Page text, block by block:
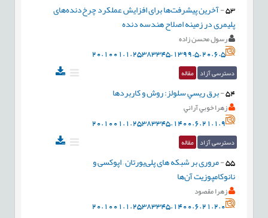
53
-آخرین پیشرفت‌ها برای افزایش عملکرد چرخ‌دنده‌های
پلیمری در زمینه اصلاح هندسه دنده
رسول محسن زاده
20.1001.1.25383345.1399.5.20.6.5
دسترسی آزاد مقاله
54
-برق ريسي سلولز: روش و کاربردها
زهرا خوبي آراني
20.1001.1.25383345.1400.6.21.1.9
دسترسی آزاد مقاله
55
-مروری بر شبکه های پلی‌یورتان – اپوکسی و
نانوکامپوزیت آن‌ها
زهرا مقصود
20.1001.1.25383345.1400.6.21.2.0